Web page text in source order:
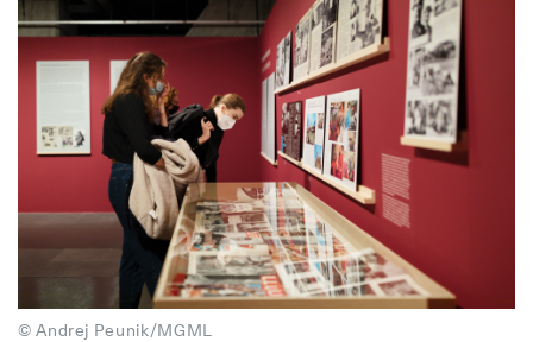
© Andrej Peunik/MGML